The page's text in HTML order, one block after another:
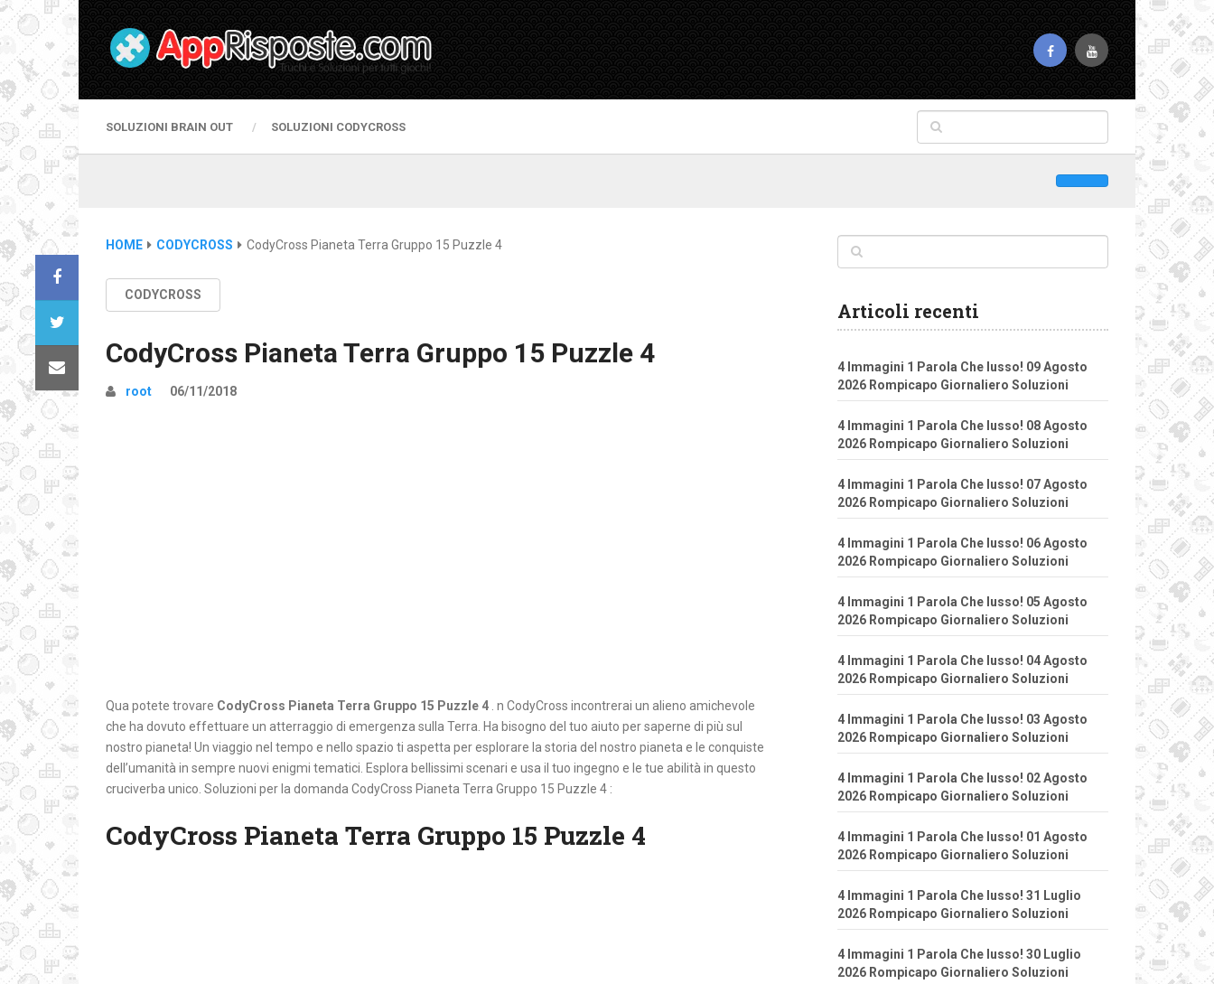
SOLUZIONI BRAIN OUT SOLUZIONI CODYCROSS
HOME CODYCROSS CodyCross Pianeta Terra Gruppo 15 Puzzle 4
CODYCROSS
CodyCross Pianeta Terra Gruppo 15 Puzzle 4
root 06/11/2018
Qua potete trovare CodyCross Pianeta Terra Gruppo 15 Puzzle 4 . n CodyCross incontrerai un alieno amichevole
che ha dovuto effettuare un atterraggio di emergenza sulla Terra. Ha bisogno del tuo aiuto per saperne di più sul
nostro pianeta! Un viaggio nel tempo e nello spazio ti aspetta per esplorare la storia del nostro pianeta e le conquiste
dell’umanità in sempre nuovi enigmi tematici. Esplora bellissimi scenari e usa il tuo ingegno e le tue abilità in questo
cruciverba unico. Soluzioni per la domanda CodyCross Pianeta Terra Gruppo 15 Puzzle 4 :
CodyCross Pianeta Terra Gruppo 15 Puzzle 4
Articoli recenti
4 Immagini 1 Parola Che lusso! 09 Agosto
2026 Rompicapo Giornaliero Soluzioni
4 Immagini 1 Parola Che lusso! 08 Agosto
2026 Rompicapo Giornaliero Soluzioni
4 Immagini 1 Parola Che lusso! 07 Agosto
2026 Rompicapo Giornaliero Soluzioni
4 Immagini 1 Parola Che lusso! 06 Agosto
2026 Rompicapo Giornaliero Soluzioni
4 Immagini 1 Parola Che lusso! 05 Agosto
2026 Rompicapo Giornaliero Soluzioni
4 Immagini 1 Parola Che lusso! 04 Agosto
2026 Rompicapo Giornaliero Soluzioni
4 Immagini 1 Parola Che lusso! 03 Agosto
2026 Rompicapo Giornaliero Soluzioni
4 Immagini 1 Parola Che lusso! 02 Agosto
2026 Rompicapo Giornaliero Soluzioni
4 Immagini 1 Parola Che lusso! 01 Agosto
2026 Rompicapo Giornaliero Soluzioni
4 Immagini 1 Parola Che lusso! 31 Luglio
2026 Rompicapo Giornaliero Soluzioni
4 Immagini 1 Parola Che lusso! 30 Luglio
2026 Rompicapo Giornaliero Soluzioni